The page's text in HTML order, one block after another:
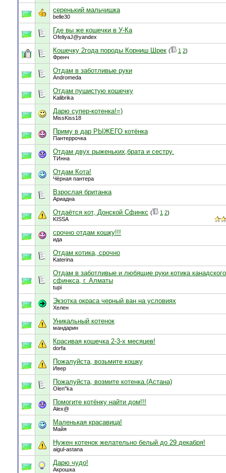
серенький мальчишка
belle30
Где вы же кошечки в У-Ка
OfeliyaJ@yandex
Кошечку 2года породы Корниш Шрек ( 1 2)
Френч
Отдам в заботливые руки
Andromeda
Отдам пушистую кошечку
Kalibrika
Дарю супер-котенка!=)
MissKiss18
Приму в дар РЫЖЕГО котёнка
Пантеррочка
Отдам двух рыженьких,брата и сестру.
ТИнна
Отдам Кота!
Чёрная пантера
Взрослая британка
Ариадна
Отдаётся кот, Донской Сфинкс ( 1 2)
KISSA
срочно отдам кошку!!!
ида
Отдам котика, срочно
Katerina
Отдам в заботливые и любящие руки котика канадского
сфинкса, г. Алматы
tupi
Экзотка окраса черный ван на условиях
Хелен
Уникальный котенок
мандарин
Красивая кошечка 2-3-х месяцев!
dorfa
Пожалуйста, возьмите кошку
Ивер
Пожалуйста, возмите котенка.(Астана)
Olen"ka
Помогите котёнку найти дом!!!
Alex@
Маленькая красавица!
Майя
Нужен котенок желательно белый до 29 декабря!
aigul-astana
Дарю чудо!
Акрошка